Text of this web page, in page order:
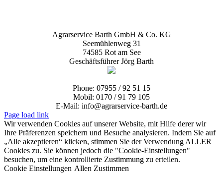
Agrarservice Barth GmbH & Co. KG
Seemühlenweg 31
74585 Rot am See
Geschäftsführer Jörg Barth
Phone: 07955 / 92 51 15
Mobil: 0170 / 91 79 105
E-Mail: info@agrarservice-barth.de
Page load link
Wir verwenden Cookies auf unserer Website, mit Hilfe derer wir
Ihre Präferenzen speichern und Besuche analysieren. Indem Sie auf
„Alle akzeptieren“ klicken, stimmen Sie der Verwendung ALLER
Cookies zu. Sie können jedoch die "Cookie-Einstellungen"
besuchen, um eine kontrollierte Zustimmung zu erteilen.
Cookie Einstellungen Allen Zustimmen